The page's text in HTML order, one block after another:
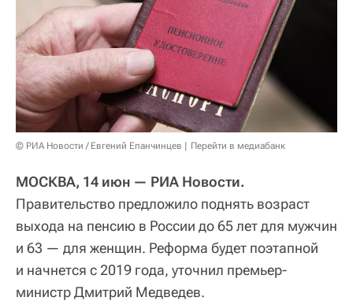
© РИА Новости / Евгений Епанчинцев Перейти в медиабанк
МОСКВА, 14 июн — РИА Новости.
Правительство предложило поднять возраст
выхода на пенсию в России до 65 лет для мужчин
и 63 — для женщин. Реформа будет поэтапной
и начнется с 2019 года, уточнил премьер-
министр Дмитрий Медведев.